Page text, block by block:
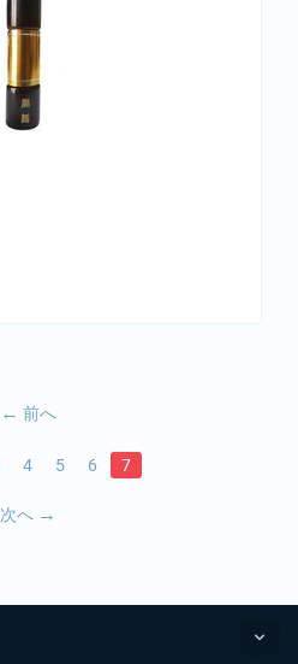
前へ
4 5 6 7
次へ